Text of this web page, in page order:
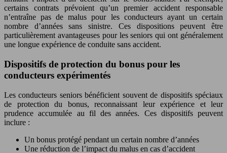
certains contrats prévoient qu’un premier accident responsable
n’entraîne pas de malus pour les conducteurs ayant un certain
nombre d’années sans sinistre. Ces dispositions peuvent être
particulièrement avantageuses pour les seniors qui ont généralement
une longue expérience de conduite sans accident.
Dispositifs de protection du bonus pour les
conducteurs expérimentés
Les conducteurs seniors bénéficient souvent de dispositifs spéciaux
de protection du bonus, reconnaissant leur expérience et leur
prudence accumulée au fil des années. Ces dispositifs peuvent
inclure :
Un bonus protégé pendant un certain nombre d’années
Une réduction de l’impact du malus en cas d’accident